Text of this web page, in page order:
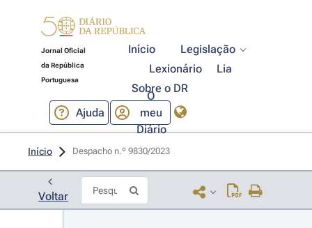
Jornal Oficial
da República
Portuguesa
Início
Legislação
Lexionário
Lia
Sobre o DR
Ajuda
O
meu
Diário
Início Despacho n.º 9830/2023
Voltar